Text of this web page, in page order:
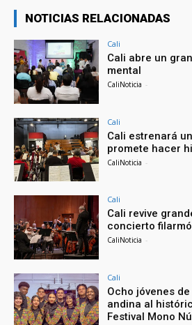
NOTICIAS RELACIONADAS
Cali
Cali abre un
mental
CaliNoticia -
Cali
Cali estrenará
promete hacer
CaliNoticia -
Cali
Cali revive
concierto
CaliNoticia -
Cali
Ocho jóvenes
andina al
Festival Mono